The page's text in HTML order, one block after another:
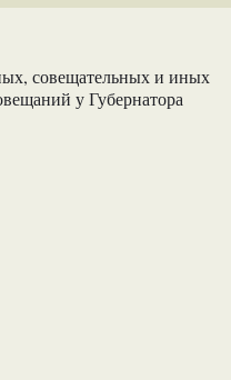
совещательных и иных
у Губернатора